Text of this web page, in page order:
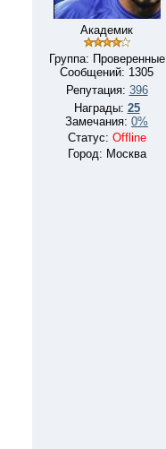
Академик
Группа: Проверенные
Сообщений: 1305
Репутация: 396
Награды: 25
Замечания: 0%
Статус: Offline
Город: Москва